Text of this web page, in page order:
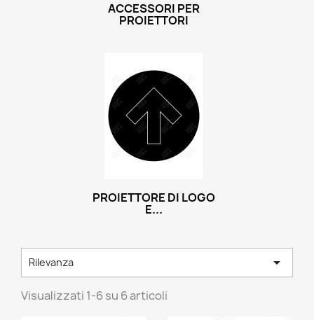
ACCESSORI PER
PROIETTORI
PROIETTORE DI LOGO
E...
Rilevanza 
Visualizzati 1-6 su 6 articoli